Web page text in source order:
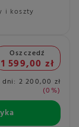
i koszty
Oszczedź
1 599,00 zł
2 200,00 zł
0%